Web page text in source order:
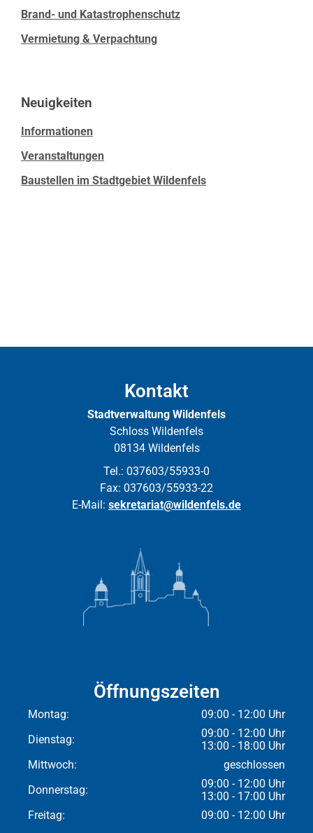
Brand- und Katastrophenschutz
Vermietung & Verpachtung
Neuigkeiten
Informationen
Veranstaltungen
Baustellen im Stadtgebiet Wildenfels
Kontakt
Stadtverwaltung Wildenfels
Schloss Wildenfels
08134 Wildenfels
Tel.: 037603/55933-0
Fax: 037603/55933-22
E-Mail: sekretariat@wildenfels.de
Öffnungszeiten
Montag:
09:00 - 12:00 Uhr
Dienstag:
09:00 - 12:00 Uhr
13:00 - 18:00 Uhr
Mittwoch:
geschlossen
Donnerstag:
09:00 - 12:00 Uhr
13:00 - 17:00 Uhr
Freitag:
09:00 - 12:00 Uhr